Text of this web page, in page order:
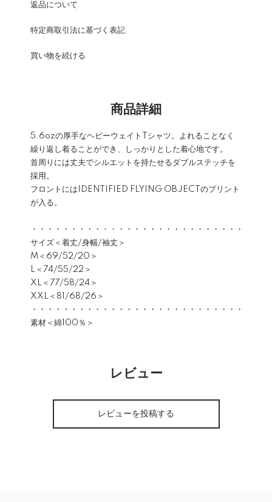
返品について
特定商取引法に基づく表記
買い物を続ける
商品詳細
5.6ozの厚手なヘビーウェイトTシャツ。よれることなく
繰り返し着ることができ、しっかりとした着心地です。
首周りには丈夫でシルエットを持たせるダブルステッチを
採用。
フロントにはIDENTIFIED FLYING OBJECTのプリント
が入る。
・・・・・・・・・・・・・・・・・・・・・・・・・・・
サイズ＜着丈/身幅/袖丈＞
M＜69/52/20＞
L＜74/55/22＞
XL＜77/58/24＞
XXL＜81/68/26＞
・・・・・・・・・・・・・・・・・・・・・・・・・・・
素材＜綿100％＞
レビュー
レビューを投稿する